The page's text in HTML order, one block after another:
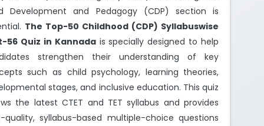
Development and Pedagogy (CDP) section is
The Top-50 Childhood (CDP) Syllabuswise
56 Quiz in Kannadais specially designed to help
strengthen their understanding of key
such as child psychology, learning theories,
stages, and inclusive education. This quiz
the latest CTET and TET syllabus and provides
quality, syllabus-based multiple-choice questions